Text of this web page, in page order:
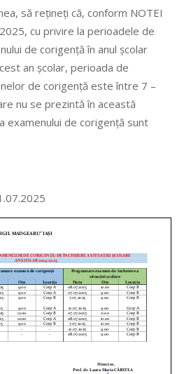
să rețineți că, conform NOTEI
cu privire la perioadele de
de corigență în anul școlar
an școlar, perioada de
de corigență este între 7 –
nu se prezintă în această
examenului de corigență sunt